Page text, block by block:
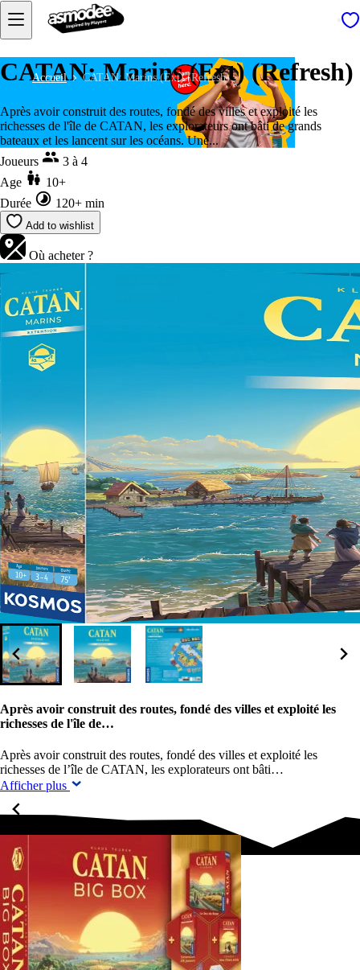
Accueil CATAN: Marins (Ext) (Refresh)
CATAN: Marins (Ext) (Refresh)
Après avoir construit des routes, fondé des villes et exploité les
richesses de l'île de CATAN, les explorateurs ont bâti de grands
bateaux et les lancent sur les océans. Une...
Joueurs
3 à 4
Age
10+
Durée
120+ min
Add to wishlist
Où acheter ?
Après avoir construit des routes, fondé des villes et exploité les
richesses de l'île de…
Après avoir construit des routes, fondé des villes et exploité les
richesses de l’île de CATAN, les explorateurs ont bâti…
Afficher plus